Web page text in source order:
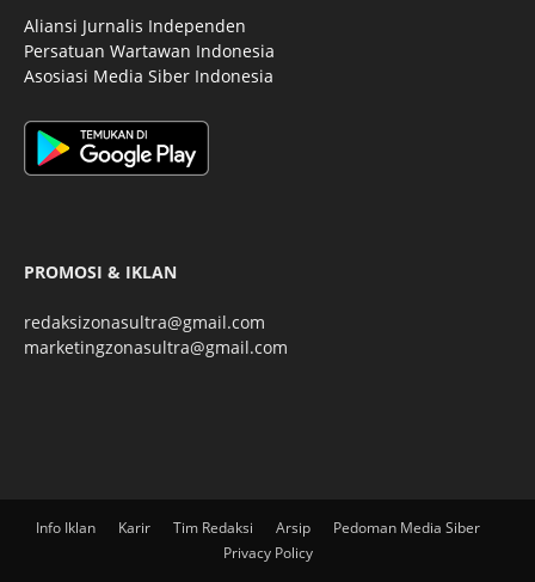
Aliansi Jurnalis Independen
Persatuan Wartawan Indonesia
Asosiasi Media Siber Indonesia
PROMOSI & IKLAN
redaksizonasultra@gmail.com
marketingzonasultra@gmail.com
Info Iklan Karir Tim Redaksi Arsip
Pedoman Media Siber
Privacy Policy